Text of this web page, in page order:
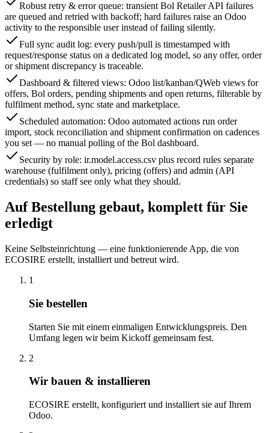
Robust retry & error queue: transient Bol Retailer API failures
are queued and retried with backoff; hard failures raise an Odoo
activity to the responsible user instead of failing silently.
Full sync audit log: every push/pull is timestamped with
request/response status on a dedicated log model, so any offer, order
or shipment discrepancy is traceable.
Dashboard & filtered views: Odoo list/kanban/QWeb views for
offers, Bol orders, pending shipments and open returns, filterable by
fulfilment method, sync state and marketplace.
Scheduled automation: Odoo automated actions run order
import, stock reconciliation and shipment confirmation on cadences
you set — no manual polling of the Bol dashboard.
Security by role: ir.model.access.csv plus record rules separate
warehouse (fulfilment only), pricing (offers) and admin (API
credentials) so staff see only what they should.
Auf Bestellung gebaut, komplett für Sie
erledigt
Keine Selbsteinrichtung — eine funktionierende App, die von
ECOSIRE erstellt, installiert und betreut wird.
1
Sie bestellen
Starten Sie mit einem einmaligen Entwicklungspreis. Den
Umfang legen wir beim Kickoff gemeinsam fest.
2
Wir bauen & installieren
ECOSIRE erstellt, konfiguriert und installiert sie auf Ihrem
Odoo.